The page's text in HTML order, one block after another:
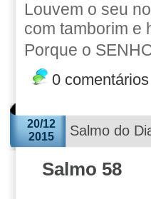
Louvem o seu
com tamborim e
Porque o
0 comentários
20/12
2015
Salmo do
Salmo 58